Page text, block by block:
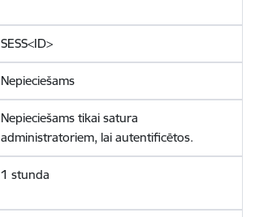
SESS<ID>
Nepieciešams
Nepieciešams tikai satura
administratoriem, lai autentificētos.
1 stunda